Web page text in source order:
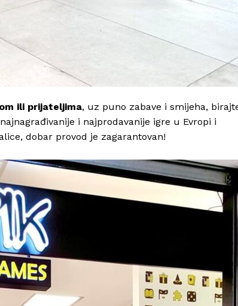
Info
ili prijateljima, uz puno zabave i smijeha,
i najprodavanije igre u Evropi i
dobar provod je zagarantovan!